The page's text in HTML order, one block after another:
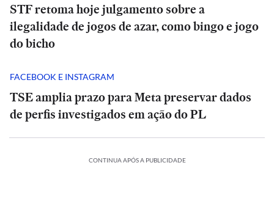
STF retoma hoje julgamento sobre a
ilegalidade de jogos de azar, como bingo e jogo
do bicho
FACEBOOK E INSTAGRAM
TSE amplia prazo para Meta preservar dados
de perfis investigados em ação do PL
CONTINUA APÓS A PUBLICIDADE